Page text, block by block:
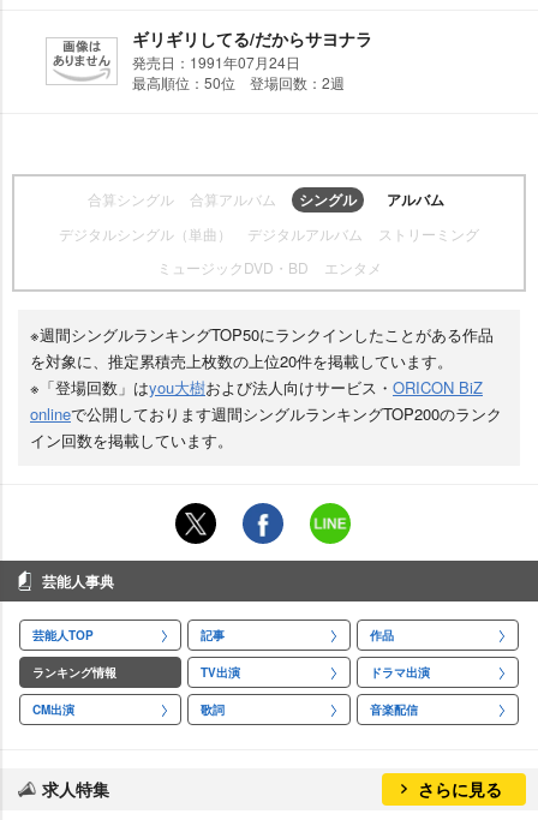
ギリギリしてる/だからサヨナラ
発売日：1991年07月24日
最高順位：50位 登場回数：2週
合算シングル 合算アルバム シングル アルバム
デジタルシングル（単曲） デジタルアルバム
ストリーミング
ミュージックDVD・BD
エンタメ
※週間シングルランキングTOP50にランクインしたことがある作品
を対象に、推定累積売上枚数の上位20件を掲載しています。
※「登場回数」はyou大樹および法人向けサービス・ ORICON BiZ
onlineで公開しております週間シングルランキングTOP200のランク
イン回数を掲載しています。
芸能人事典
芸能人TOP 記事 作品
ランキング情報 TV出演 ドラマ出演
CM出演 歌詞 音楽配信
求人特集 さらに見る